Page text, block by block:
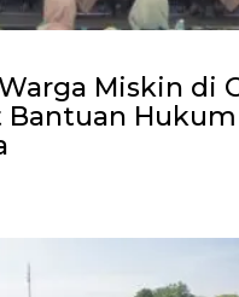
Miskin di
Bantuan